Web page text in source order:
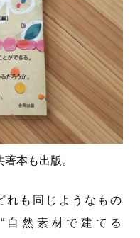
本も出版。
れも同じようなもの
然素材で建てる